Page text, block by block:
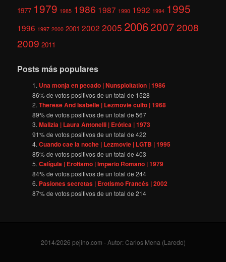
1977 1979 1985 1986 1987 1990 1992 1994 1995
1996 1997 2000 2001 2002 2005 200620072008
2009 2011
Posts más populares
Una monja en pecado | Nunsploitation | 1986
86% de votos positivos de un total de 1528
Therese And Isabelle | Lezmovie culto | 1968
89% de votos positivos de un total de567
Malizia | Laura Antonelli | Erótica | 1973
91% de votos positivos de un total de422
Cuando cae la noche | Lezmovie | LGTB | 1995
85% de votos positivos de un total de403
Calígula | Erotismo | Imperio Romano | 1979
84% de votos positivos de un total de244
Pasiones secretas | Erotismo Francés | 2002
87% de votos positivos de un total de214
2014/2026 pejino.com - Autor: Carlos Mena (Laredo)